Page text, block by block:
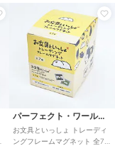
パーフェクト・ワールド・トーキョー
お文具といっしょ トレーディ
ングフレームマグネット 全7種